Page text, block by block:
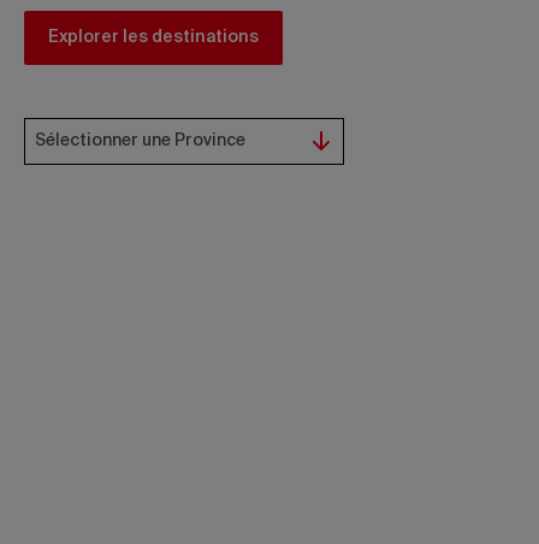
Explorer les destinations
Sélectionner une Province